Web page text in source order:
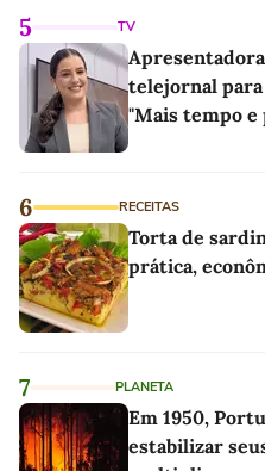
5 TV
telejornal
"Mais tempo e
6 RECEITAS
Torta de
prática,
7 PLANETA
Em 1950,
estabilizar